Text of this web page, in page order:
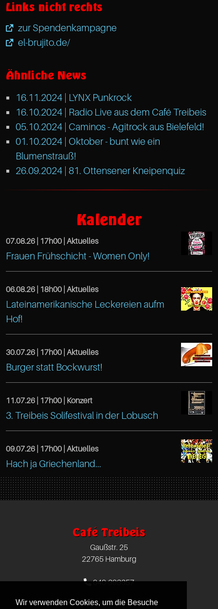
Wir verwenden Cookies, um die Besuche
Links nicht rechts
zur Spendenkampagne
el-brujito.de/
Ähnliche News
16.11.2024 | LYNX Punkrock
16.10.2024 | Radio Live aus dem Café Treibeis
05.10.2024 | Caminos - Agitrock aus Bielefeld!
01.10.2024 | Oktober - bunt wie ein
Blumenstrauß!
26.09.2024 | 81. Ottensener Kneipenquiz
https://www.facebook.com/
Altona
Hamburg
22765
Hamburg
DE
Kalender
07.08.26 | 17h00 | Aktuelles
Frauen Frühschicht - Women Only!
https://www.facebook.com/
Café
Treibeis
Altona
Hamburg
Hamburg
DE
06.08.26 | 18h00 | Aktuelles
Lateinamerikanische Leckereien aufm
Hof!
https://www.facebook.com/
Treibeis
Altona
Gaußstr.
25
Hamburg
Hamburg
DE
30.07.26 | 17h00 | Aktuelles
Burger statt Bockwurst!
https://www.facebook.com/
Café
Treibeis
Altona
22765
11.07.26 | 17h00 | Konzert
3. Treibeis Solifestival in der Lobusch
https://www.facebook.com/
Café
Treibeis
Altona
Gaußstr.
25
09.07.26 | 17h00 | Aktuelles
Hach ja Griechenland...
https://www.facebook.com/
Café
Treibeis
Hamburg
Café Treibeis
Gaußstr. 25
22765 Hamburg
040-393357
info[at]cafe-treibeis.de